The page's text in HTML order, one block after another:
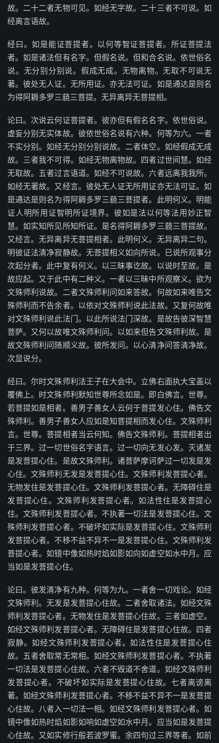
故。二十二者无物可见。如经无字故。二十三者不可说。如
经离言语故。
经曰。如是能证菩提者。以何等智证菩提者。所证菩提法
者。如是诸法但有名字。但假名说。但和合名说。依世俗名
说。无分别分别说。假成无成。无物离物。无取不可说无
著。彼处无人证。无所用证。亦无法可证。如是通达是则名
为得阿耨多罗三藐三菩提。无异离异无菩提相。
论曰。次说云何证菩提者。彼亦但有假名名字。依世俗说。
虚妄分别无实体故。彼依世俗名说有六种。何等为六。一者
不实分别。如经无分别分别说故。二者体空。如经假成无成
故。三者我不可得。如经无物离物故。四者过世间慧。如经
无取故。五者过言语道。如经不可说故。六者远离我我所。
如经无著故。又经言。彼处无人证无所用证亦无法可证。如
是通达是则名为得阿耨多罗三藐三菩提者。此明何义。明能
证人明所用证智明所证境界。彼如是法以何等法用妙正智
慧。如实知所见所知所证。是名得阿耨多罗三藐三菩提故。
又经言。无异离异无菩提相者。此明何义。无异离异二句。
明彼证法清净寂静故。无菩提相义如向所说。已说所观事分
次起分者。此中复有何义。以三昧事讫故。以说时至故。是
故应起。又于此中有二种义。一者以三昧中所观察义。欲为
文殊师利说故。二者文殊师利问如来答故。何故如来唯告文
殊师利而不告余者。以依对文殊师利说此法故。又复何故唯
对文殊师利说此法门。以此所说法门深故。是故告彼深智慧
菩萨。又何以故唯文殊师利问。以如来但告文殊师利故。是
故文殊师利问随顺义故。彼所发问。以心清净问答清净故。
次显说分。
经曰。尔时文殊师利法王子在大会中。立佛右面执大宝盖以
覆佛上。时文殊师利默知世尊所念如是。即白佛言。世尊。
若菩提如是相者。善男子善女人云何于菩提发心住。佛告文
殊师利。善男子善女人应如是知菩提相而发心住。文殊师利
言。世尊。菩提相者当云何知。佛告文殊师利。菩提相者出
于三界。过一切世俗名字语言。过一切向无发心发。灭诸发
是发菩提心住。是故文殊师利。诸菩萨摩诃萨过一切发是发
心住。文殊师利无发是发菩提心住。文殊师利发菩提心者。
无物发住是发菩提心住。文殊师利发菩提心者。无障碍住是
发菩提心住。文殊师利发菩提心者。如法性住是发菩提心
住。文殊师利发菩提心者。不执著一切法是发菩提心住。文
殊师利发菩提心者。不破坏如实际是发菩提心住。文殊师利
发菩提心者。不移不益不异不一是发菩提心住。文殊师利发
菩提心者。如镜中像如热时焰如影如向如虚空如水中月。应
当如是发菩提心住。
论曰。彼发清净有九种。何等为九。一者舍一切戏论。如经
文殊师利。无发是发菩提心住故。二者舍取诸法。如经文殊
师利发菩提心者。无物发住是发菩提心住故。三者如虚空。
如经文殊师利发菩提心者。无障碍住是发菩提心住故。四者
寂静。如经文殊师利发菩提心者。如法性住是发菩提心住
故。五者舍取常无常相。如经文殊师利发菩提心者。不执著
一切法是发菩提心住故。六者不毁道不舍道。如经文殊师利
发菩提心者。不破坏如实际是发菩提心住故。七者离谤离
著。如经文殊师利发菩提心者。不移不益不异不一是发菩提
心住故。八者入一切法一相。如经文殊师利发菩提心者。如
镜中像如热时焰如影如响如虚空如水中月。应当如是发菩提
心住故。又如实修行般若波罗蜜。余四句过三界等者。如前